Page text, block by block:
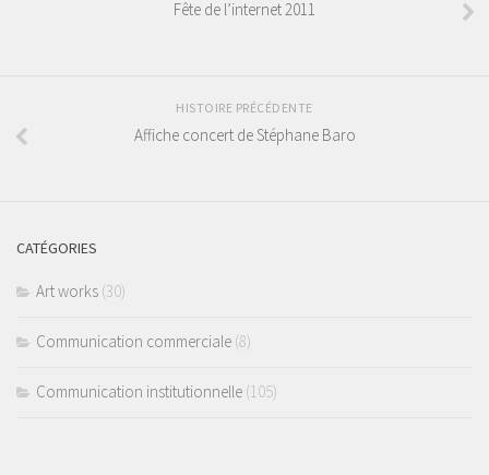
Fête de l’internet 2011
HISTOIRE PRÉCÉDENTE
Affiche concert de Stéphane Baro
CATÉGORIES
Art works (30)
Communication commerciale (8)
Communication institutionnelle (105)